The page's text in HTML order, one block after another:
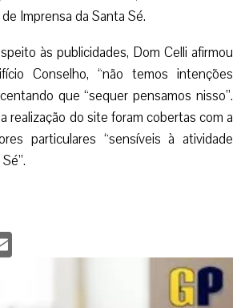
Imprensa da Santa Sé.
às publicidades, Dom Celli afirmou
Conselho, “não temos intenções
que “sequer pensamos nisso”.
realização do site foram cobertas com a
particulares “sensíveis à atividade